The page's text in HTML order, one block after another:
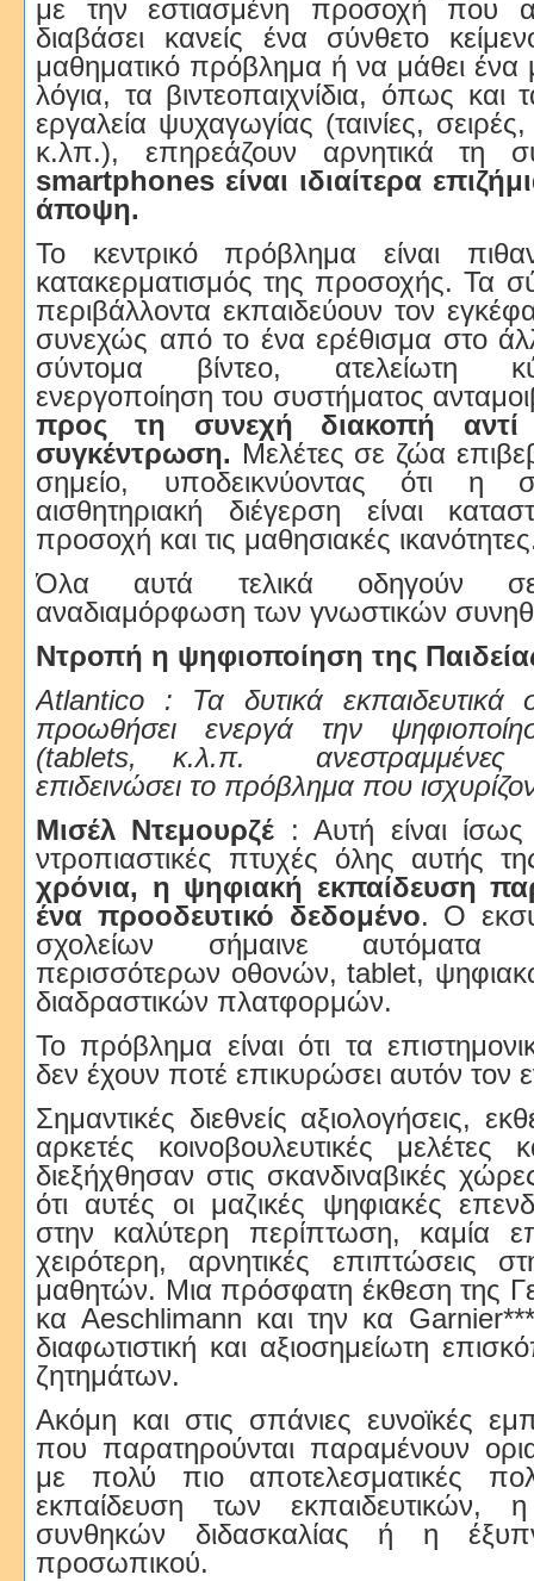
με την εστιασμένη προσοχή που
διαβάσει κανείς ένα σύνθετο
μαθηματικό πρόβλημα ή να μάθει
λόγια, τα βιντεοπαιχνίδια, όπως και
εργαλεία ψυχαγωγίας (ταινίες,
κ.λπ.), επηρεάζουν αρνητικά τη
smartphones είναι ιδιαίτερα
άποψη.
Το κεντρικό πρόβλημα είναι
κατακερματισμός της προσοχής. Τα
περιβάλλοντα εκπαιδεύουν τον
συνεχώς από το ένα ερέθισμα στο
σύντομα βίντεο, ατελείωτη
ενεργοποίηση του συστήματος
προς τη συνεχή διακοπή
συγκέντρωση. Μελέτες σε ζώα
σημείο, υποδεικνύοντας ότι η
αισθητηριακή διέγερση είναι
προσοχή και τις μαθησιακές
Όλα αυτά τελικά οδηγούν
αναδιαμόρφωση των γνωστικών
Ντροπή η ψηφιοποίηση της
Atlantico : Τα δυτικά εκπαιδευτικά
προωθήσει ενεργά την
(tablets, κ.λ.π.
επιδεινώσει το πρόβλημα που
Μισέλ Ντεμουρζέ : Αυτή είναι
ντροπιαστικές πτυχές όλης αυτής
χρόνια, η ψηφιακή εκπαίδευση
ένα προοδευτικό δεδομένο. Ο
σχολείων σήμαινε αυτόματα
περισσότερων οθονών, tablet,
διαδραστικών πλατφορμών.
Το πρόβλημα είναι ότι τα
δεν έχουν ποτέ επικυρώσει αυτόν τον
Σημαντικές διεθνείς αξιολογήσεις,
αρκετές κοινοβουλευτικές
διεξήχθησαν στις σκανδιναβικές
ότι αυτές οι μαζικές ψηφιακές
στην καλύτερη περίπτωση, καμία
χειρότερη, αρνητικές επιπτώσεις
μαθητών. Μια πρόσφατη έκθεση της
κα Aeschlimann και την κα
διαφωτιστική και αξιοσημείωτη
ζητημάτων.
Ακόμη και στις σπάνιες ευνοϊκές
που παρατηρούνται παραμένουν
με πολύ πιο αποτελεσματικές
εκπαίδευση των εκπαιδευτικών,
συνθηκών διδασκαλίας ή η
προσωπικού.